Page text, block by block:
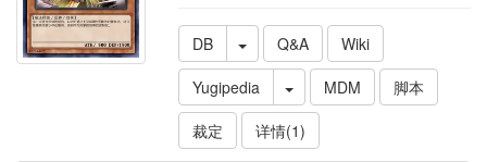
DB Q&A
Wiki
Yugipedia
MDM
脚本
裁定
详情(1)